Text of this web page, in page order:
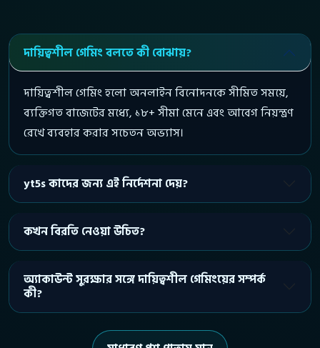
দায়িত্বশীল গেমিং বলতে কী বোঝায়?
দায়িত্বশীল গেমিং হলো অনলাইন বিনোদনকে সীমিত সময়ে,
ব্যক্তিগত বাজেটের মধ্যে, ১৮+ সীমা মেনে এবং আবেগ নিয়ন্ত্রণ
রেখে ব্যবহার করার সচেতন অভ্যাস।
yt5s কাদের জন্য এই নির্দেশনা দেয়?
কখন বিরতি নেওয়া উচিত?
অ্যাকাউন্ট সুরক্ষার সঙ্গে দায়িত্বশীল গেমিংয়ের সম্পর্ক
কী?